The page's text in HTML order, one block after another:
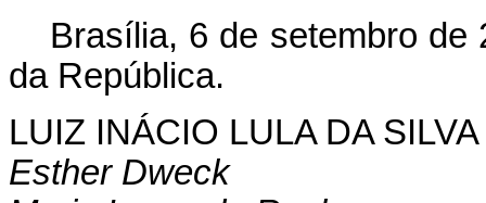
Brasília, 6 de setembro de
da República.
LUIZ INÁCIO LULA DA SILVA
Esther Dweck